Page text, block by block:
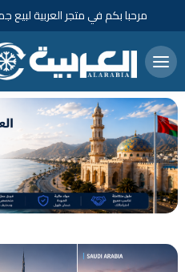
مرحبا بكم في متجر العربية لبيع